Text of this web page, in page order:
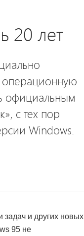
20 лет
операционную
официальным
с тех пор
Windows.
задач и других новых
95 не